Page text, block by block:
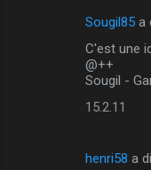
Sougil85 a
C'est une
@++
Sougil -
15.2.11
henri58 a